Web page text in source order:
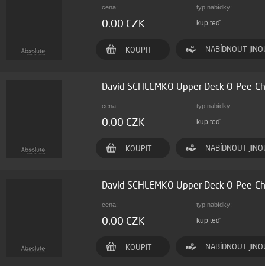
cena: typ nabídky:
0.00 CZK kup teď
KOUPIT NABÍDNOUT
David SCHLEMKO Upper Deck O-
cena: typ nabídky:
0.00 CZK kup teď
KOUPIT NABÍDNOUT
David SCHLEMKO Upper Deck O-
cena: typ nabídky:
0.00 CZK kup teď
KOUPIT NABÍDNOUT